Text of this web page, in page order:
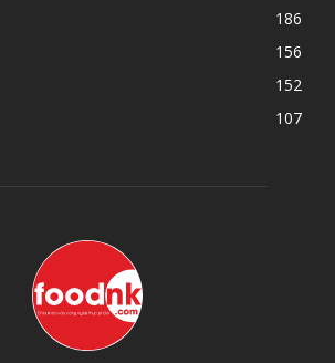
186
156
152
107